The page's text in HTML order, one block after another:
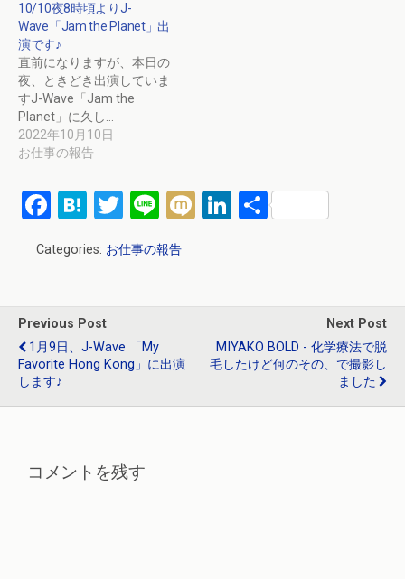
10/10夜8時頃よりJ-
Wave「Jam the Planet」出
演です♪
直前になりますが、本日の
夜、ときどき出演していま
すJ-Wave「Jam the
Planet」に久し…
2022年10月10日
お仕事の報告
F
ce
o
o
k
H
e
a
T
wi
tt
Li
n
e
M
Li 共
Categories: お仕事の報告
Previous Post
1月9日、J-Wave 「My
Favorite Hong Kong」に出演
します♪
Next Post
MIYAKO BOLD - 化学療法で脱
毛したけど何のその、で撮影し
ました
コメントを残す